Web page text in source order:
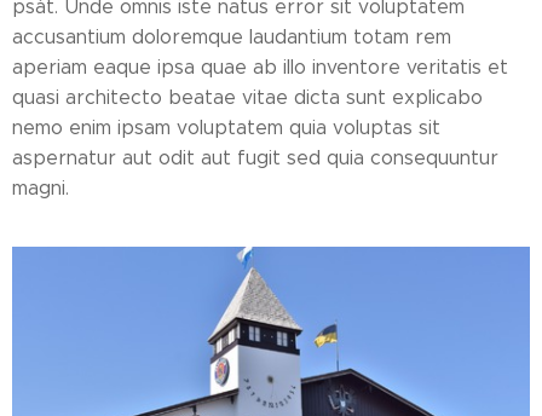
psát. Unde omnis iste natus error sit voluptatem
accusantium doloremque laudantium totam rem
aperiam eaque ipsa quae ab illo inventore veritatis et
quasi architecto beatae vitae dicta sunt explicabo
nemo enim ipsam voluptatem quia voluptas sit
aspernatur aut odit aut fugit sed quia consequuntur
magni.